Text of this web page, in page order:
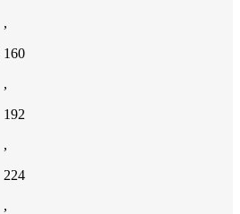
,
160
,
192
,
224
,